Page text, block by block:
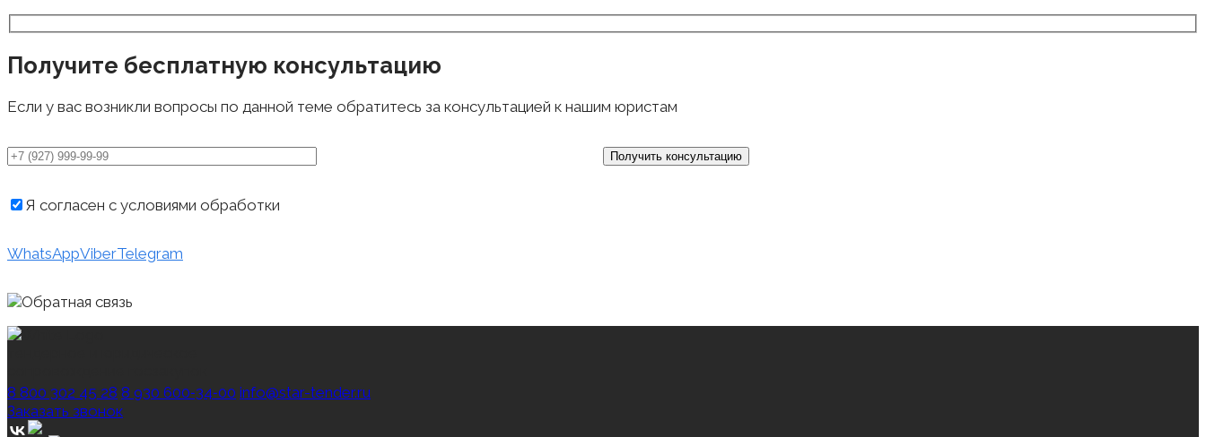
Получите бесплатную консультацию
Если у вас возникли вопросы по данной теме обратитесь за консультацией к нашим юристам
Я согласен с условиями обработки
WhatsAppViberTelegram
8 800 302 45 28 8 930 600‑34‑00 info@star-tender.ru
Заказать звонок